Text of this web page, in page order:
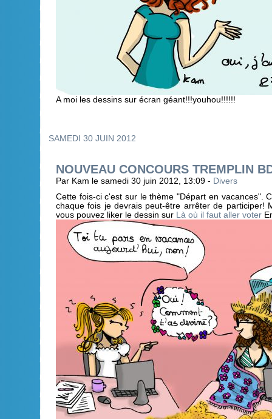
A moi les dessins sur écran géant!!!youhou!!!!!!
SAMEDI 30 JUIN 2012
NOUVEAU CONCOURS TREMPLIN
Par Kam le samedi 30 juin 2012, 13:09 - Divers
Cette fois-ci c'est sur le thème "Départ en vacances".
chaque fois je devrais peut-être arrêter de participer!
vous pouvez liker le dessin sur
Là où il faut aller voter